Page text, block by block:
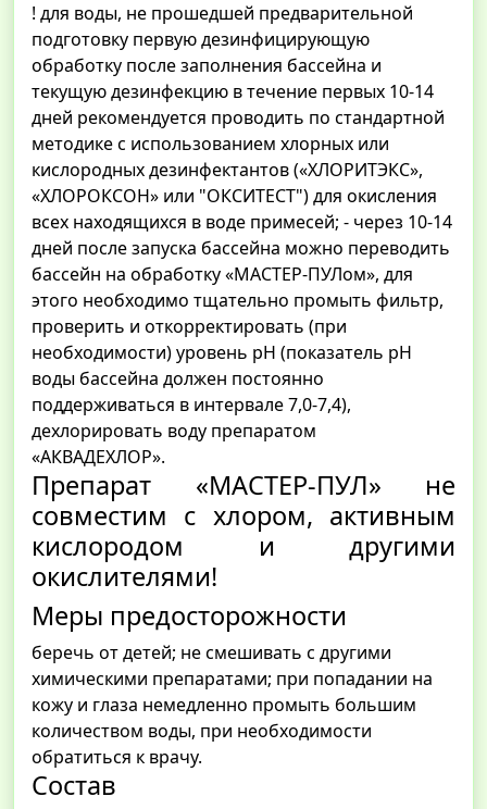
! для воды, не прошедшей предварительной
подготовку первую дезинфицирующую
обработку после заполнения бассейна и
текущую дезинфекцию в течение первых 10-14
дней рекомендуется проводить по стандартной
методике с использованием хлорных или
кислородных дезинфектантов («ХЛОРИТЭКС»,
«ХЛОРОКСОН» или "ОКСИТЕСТ") для окисления
всех находящихся в воде примесей; - через 10-14
дней после запуска бассейна можно переводить
бассейн на обработку «МАСТЕР-ПУЛом», для
этого необходимо тщательно промыть фильтр,
проверить и откорректировать (при
необходимости) уровень рН (показатель рН
воды бассейна должен постоянно
поддерживаться в интервале 7,0-7,4),
дехлорировать воду препаратом
«АКВАДЕХЛОР».
Препарат «МАСТЕР-ПУЛ» не
совместим с хлором, активным
кислородом и другими
окислителями!
Меры предосторожности
беречь от детей; не смешивать с другими
химическими препаратами; при попадании на
кожу и глаза немедленно промыть большим
количеством воды, при необходимости
обратиться к врачу.
Состав